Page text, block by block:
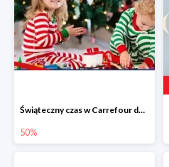
Świąteczny czas w Carrefour do -50%
50%